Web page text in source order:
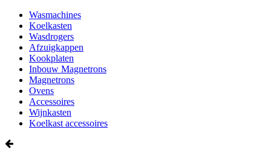
Wasmachines
Koelkasten
Wasdrogers
Afzuigkappen
Kookplaten
Inbouw Magnetrons
Magnetrons
Ovens
Accessoires
Wijnkasten
Koelkast accessoires